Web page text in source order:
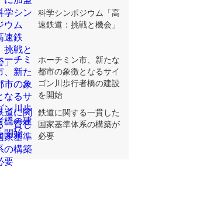
科学シンポジウム「高
速鉄道：挑戦と機会」
ホーチミン市、新たな
都市の象徴となるサイ
ゴン川歩行者橋の建設
を開始
鉄道に関する一貫した
国家基準体系の構築が
必要